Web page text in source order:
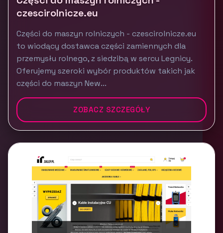
czescirolnicze.eu
Części do maszyn rolniczych - czescirolnicze.eu
to wiodący dostawca części zamiennych dla
przemysłu rolnego, z siedzibą w sercu Legnicy.
Oferujemy szeroki wybór produktów takich jak
części do maszyn New...
ZOBACZ SZCZEGÓŁY